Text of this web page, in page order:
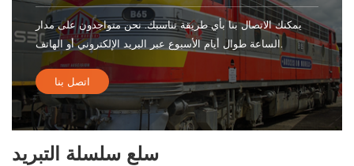
يمكنك الاتصال بنا بأي طريقة تناسبك. نحن متواجدون على مدار
الساعة طوال أيام الأسبوع عبر البريد الإلكتروني أو الهاتف.
اتصل بنا
سلع سلسلة التبريد